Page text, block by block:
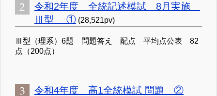
令和2年度 全統記述模試 8月実施
Ⅲ型 ① (28,521pv)
Ⅲ型（理系）6題 問題答え 配点 平均点公表 82
点（200点）
令和4年度 高1全統模試 問題 ②